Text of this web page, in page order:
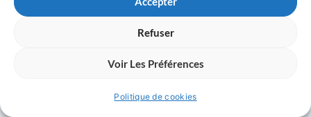
Refuser
Voir Les Préférences
Politique de cookies
bonnes pratiques SEO
professionnelle et adaptée à votre